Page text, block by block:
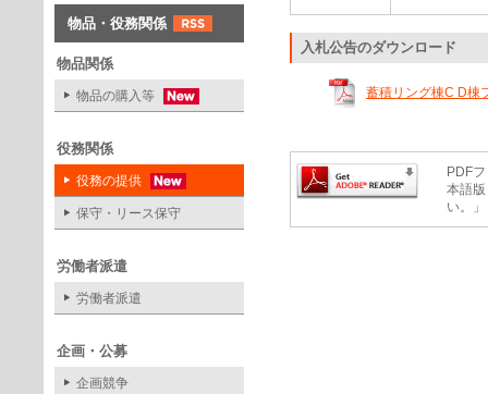
物品・役務関係
物品関係
物品の購入等
役務関係
役務の提供
保守・リース保守
労働者派遣
労働者派遣
企画・公募
企画競争
入札公告のダウンロード
蓄積リング棟C D棟
PDF
本語
い。」